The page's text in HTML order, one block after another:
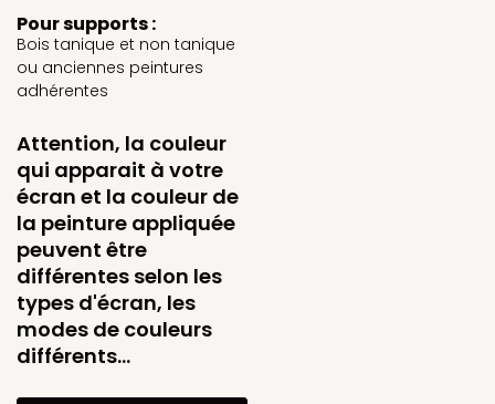
Pour supports :
Bois tanique et non tanique
ou anciennes peintures
adhérentes
Attention, la couleur
qui apparait à votre
écran et la couleur de
la peinture appliquée
peuvent être
différentes selon les
types d'écran, les
modes de couleurs
différents…